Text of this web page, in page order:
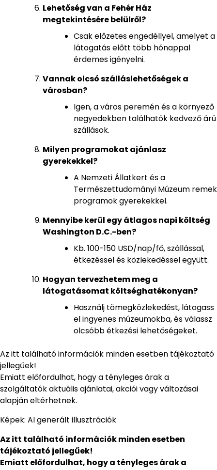
Lehetőség van a Fehér Ház
megtekintésére belülről?
Csak előzetes engedéllyel, amelyet a
látogatás előtt több hónappal
érdemes igényelni.
Vannak olcsó szálláslehetőségek a
városban?
Igen, a város peremén és a környező
negyedekben találhatók kedvező árú
szállások.
Milyen programokat ajánlasz
gyerekekkel?
A Nemzeti Állatkert és a
Természettudományi Múzeum remek
programok gyerekekkel.
Mennyibe kerül egy átlagos napi költség
Washington D.C.-ben?
Kb. 100-150 USD/nap/fő, szállással,
étkezéssel és közlekedéssel együtt.
Hogyan tervezhetem meg a
látogatásomat költséghatékonyan?
Használj tömegközlekedést, látogass
el ingyenes múzeumokba, és válassz
olcsóbb étkezési lehetőségeket.
Az itt található információk minden esetben tájékoztató
jellegűek!
Emiatt előfordulhat, hogy a tényleges árak a
szolgáltatók aktuális ajánlatai, akciói vagy változásai
alapján eltérhetnek.
Képek: AI generált illusztrációk
Az itt található információk minden esetben
tájékoztató jellegűek!
Emiatt előfordulhat, hogy a tényleges árak a